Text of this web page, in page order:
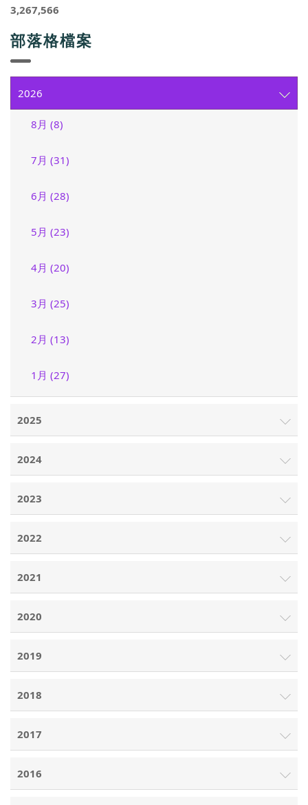
3,267,566
部落格檔案
2026
8月 (8)
7月 (31)
6月 (28)
5月 (23)
4月 (20)
3月 (25)
2月 (13)
1月 (27)
2025
2024
2023
2022
2021
2020
2019
2018
2017
2016